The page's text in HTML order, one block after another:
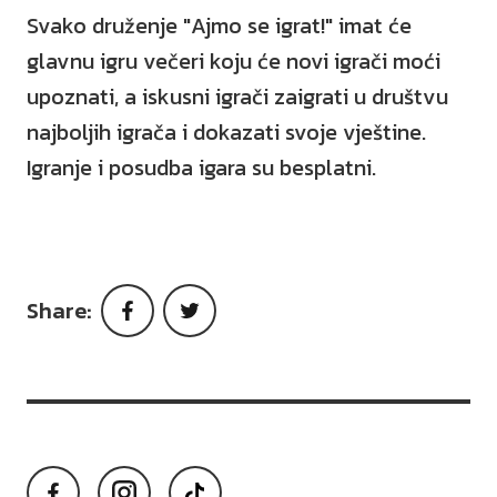
Svako druženje "Ajmo se igrat!" imat će
glavnu igru večeri koju će novi igrači moći
upoznati, a iskusni igrači zaigrati u društvu
najboljih igrača i dokazati svoje vještine.
Igranje i posudba igara su besplatni.
Share: Facebook